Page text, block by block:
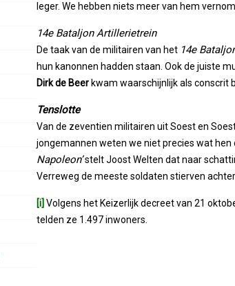
leger. We hebben niets meer van hem
14e Bataljon Artillerietrein
De taak van de militairen van het 14e
hun kanonnen hadden staan. Ook de juiste
Dirk de Beer kwam waarschijnlijk als conscrit
Tenslotte
Van de zeventien militairen uit Soest en
jongemannen weten we niet precies wat hen
Napoleon’stelt Joost Welten dat naar
Verreweg de meeste soldaten stierven
[i] Volgens het Keizerlijk decreet van 21
telden ze 1.497 inwoners.